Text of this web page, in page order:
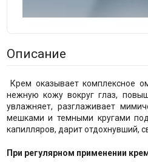
Описание
Крем оказывает комплексное
нежную кожу вокруг глаз,
увлажняет, разглаживает
мешками и темными кругами под
капилляров, дарит отдохнувший,
При регулярном применении